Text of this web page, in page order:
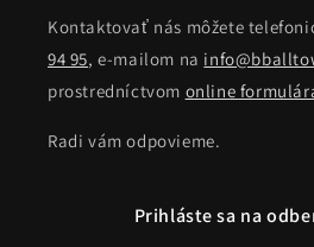
Kontaktovať nás môžete
94 95, e-mailom na
prostredníctvom online
Radi vám odpovieme.
Prihláste sa na